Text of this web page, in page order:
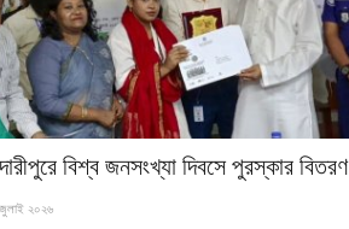
বিশ্ব জনসংখ্যা দিবসে পুরস্কার বিতরণ
২০২৬